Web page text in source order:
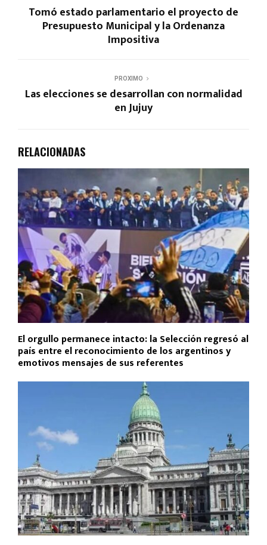
Tomó estado parlamentario el proyecto de
Presupuesto Municipal y la Ordenanza
Impositiva
PROXIMO
Las elecciones se desarrollan con normalidad
en Jujuy
RELACIONADAS
El orgullo permanece intacto: la Selección regresó al
país entre el reconocimiento de los argentinos y
emotivos mensajes de sus referentes